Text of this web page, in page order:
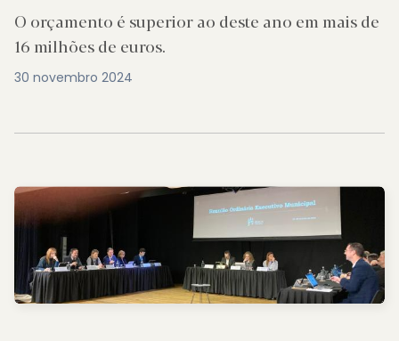
O orçamento é superior ao deste ano em mais de
16 milhões de euros.
30 novembro 2024